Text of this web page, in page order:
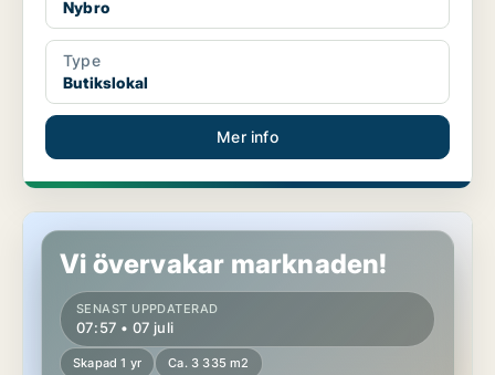
Nybro
Type
Butikslokal
Mer info
Butikslokal i Nybro
Vi övervakar marknaden!
SENAST UPPDATERAD
07:57 • 07 juli
Skapad 1 yr Ca. 3 335 m2